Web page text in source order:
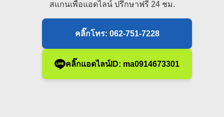
สแกนเพื่อแอดไลน์ ปรึกษาฟรี 24 ชม.
คลิ๊กโทร: 062-751-7228
คลิ๊กแอดไลน์ID: ma0914673301